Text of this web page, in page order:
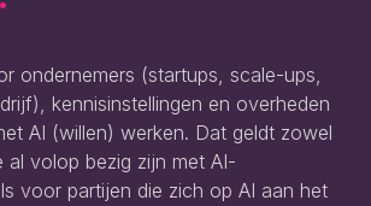
ondernemers (startups, scale-ups,
kennisinstellingen en overheden
AI (willen) werken. Dat geldt zowel
al volop bezig zijn met AI-
voor partijen die zich op AI aan het